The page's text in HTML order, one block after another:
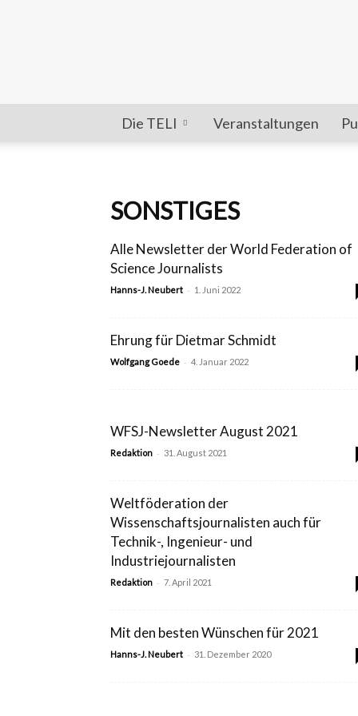
Die TELI Veranstaltungen
SONSTIGES
Alle Newsletter der World Federation of
Science Journalists
Hanns-J. Neubert - 1. Juni 2022
Ehrung für Dietmar Schmidt
Wolfgang Goede - 4. Januar 2022
WFSJ-Newsletter August 2021
Redaktion - 31. August 2021
Weltföderation der
Wissenschaftsjournalisten auch für
Technik-, Ingenieur- und
Industriejournalisten
Redaktion - 7. April 2021
Mit den besten Wünschen für 2021
Hanns-J. Neubert - 31. Dezember 2020